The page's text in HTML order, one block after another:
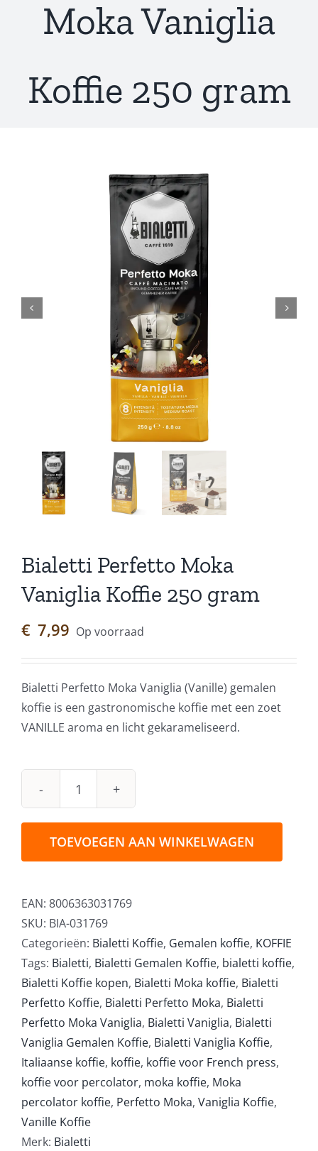
Moka Vaniglia
Koffie 250 gram
Bialetti Perfetto Moka
Vaniglia Koffie 250 gram
€ 7,99 Op voorraad
Bialetti Perfetto Moka Vaniglia (Vanille) gemalen
koffie is een gastronomische koffie met een zoet
VANILLE aroma en licht gekarameliseerd.
Bialetti
Moka
250
gram
aantal
TOEVOEGEN AAN WINKELWAGEN
EAN: 8006363031769
SKU: BIA-031769
Categorieën: Bialetti Koffie, Gemalen koffie, KOFFIE
Tags: Bialetti, Bialetti Gemalen Koffie, bialetti koffie,
Bialetti Koffie kopen, Bialetti Moka koffie, Bialetti
Perfetto Koffie, Bialetti Perfetto Moka, Bialetti
Perfetto Moka Vaniglia, Bialetti Vaniglia, Bialetti
Vaniglia Gemalen Koffie, Bialetti Vaniglia Koffie,
Italiaanse koffie, koffie, koffie voor French press,
koffie voor percolator, moka koffie, Moka
percolator koffie, Perfetto Moka, Vaniglia Koffie,
Vanille Koffie
Merk: Bialetti